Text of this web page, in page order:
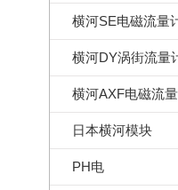
横河SE电磁流量
横河DY涡街流量
横河AXF电磁流
日本横河模块
PH电